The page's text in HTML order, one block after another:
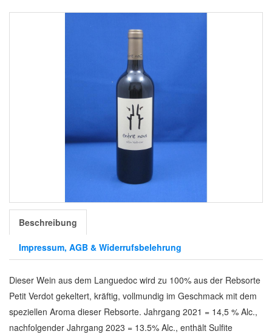
Beschreibung
Impressum, AGB & Widerrufsbelehrung
Dieser Wein aus dem Languedoc wird zu 100% aus der Rebsorte
Petit Verdot gekeltert, kräftig, vollmundig im Geschmack mit dem
speziellen Aroma dieser Rebsorte. Jahrgang 2021 = 14,5 % Alc.,
nachfolgender Jahrgang 2023 = 13.5% Alc., enthält Sulfite